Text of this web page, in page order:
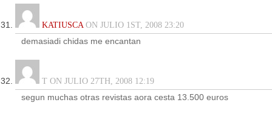
KATIUSCAON JULIO 1ST, 2008 23:20
demasiadi chidas me encantan
T ON JULIO 27TH, 2008 12:19
segun muchas otras revistas aora cesta 13.500 euros